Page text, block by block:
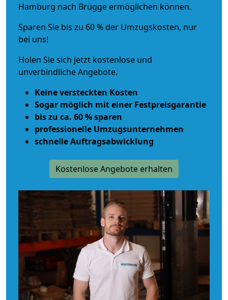
Hamburg nach Brügge ermöglichen können.
Sparen Sie bis zu 60 % der Umzugskosten, nur
bei uns!
Holen Sie sich jetzt kostenlose und
unverbindliche Angebote.
Keine versteckten Kosten
Sogar möglich mit einer Festpreisgarantie
bis zu ca. 60 % sparen
professionelle Umzugsunternehmen
schnelle Auftragsabwicklung
Kostenlose Angebote erhalten